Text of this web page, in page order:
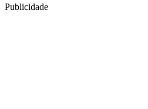
Publicidade